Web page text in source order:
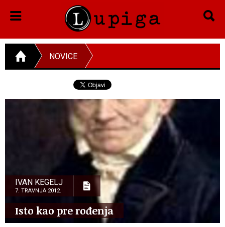
NOVICE
IVAN KEGELJ
7. TRAVNJA 2012.
Isto kao pre rođenja